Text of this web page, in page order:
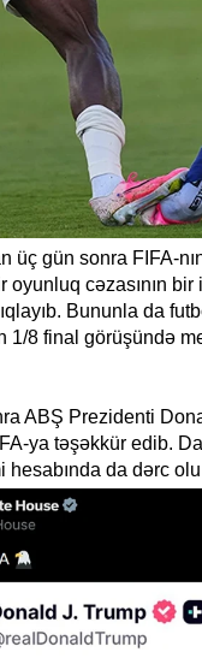
üç gün sonra FIFA-
oyunluq cəzasının
Bununla da
1/8 final görüşündə
ABŞ Prezidenti
ya təşəkkür edib.
hesabında da dərc